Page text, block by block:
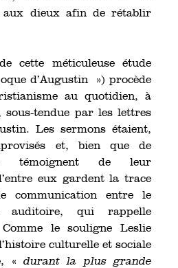
aux dieux afin de rétablir
cette méticuleuse étude
d’Augustin ») procède
au quotidien, à
sous-tendue par les lettres
Les sermons étaient,
et, bien que de
témoignent de leur
eux gardent la trace
communication entre le
auditoire, qui rappelle
le souligne Leslie
culturelle et sociale
« durant la plus grande